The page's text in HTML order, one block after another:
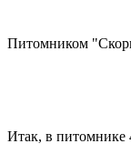
Питомником
Итак, в питомнике